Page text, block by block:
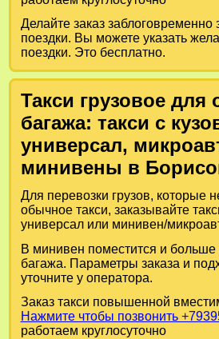
Делайте заказ заблоговременно
поездки. Вы можете указать
поездки. Это бесплатно.
Такси грузовое для
багажа: такси с
универсал,
минивены в
Для перевозки грузов, которые
обычное такси, заказывайте
универсал или минивен/
В минивен поместится и
багажа. Параметры заказа и
уточните у оператора.
Заказ такси повышенной
Нажмите чтобы позвонить
работаем круглосуточно